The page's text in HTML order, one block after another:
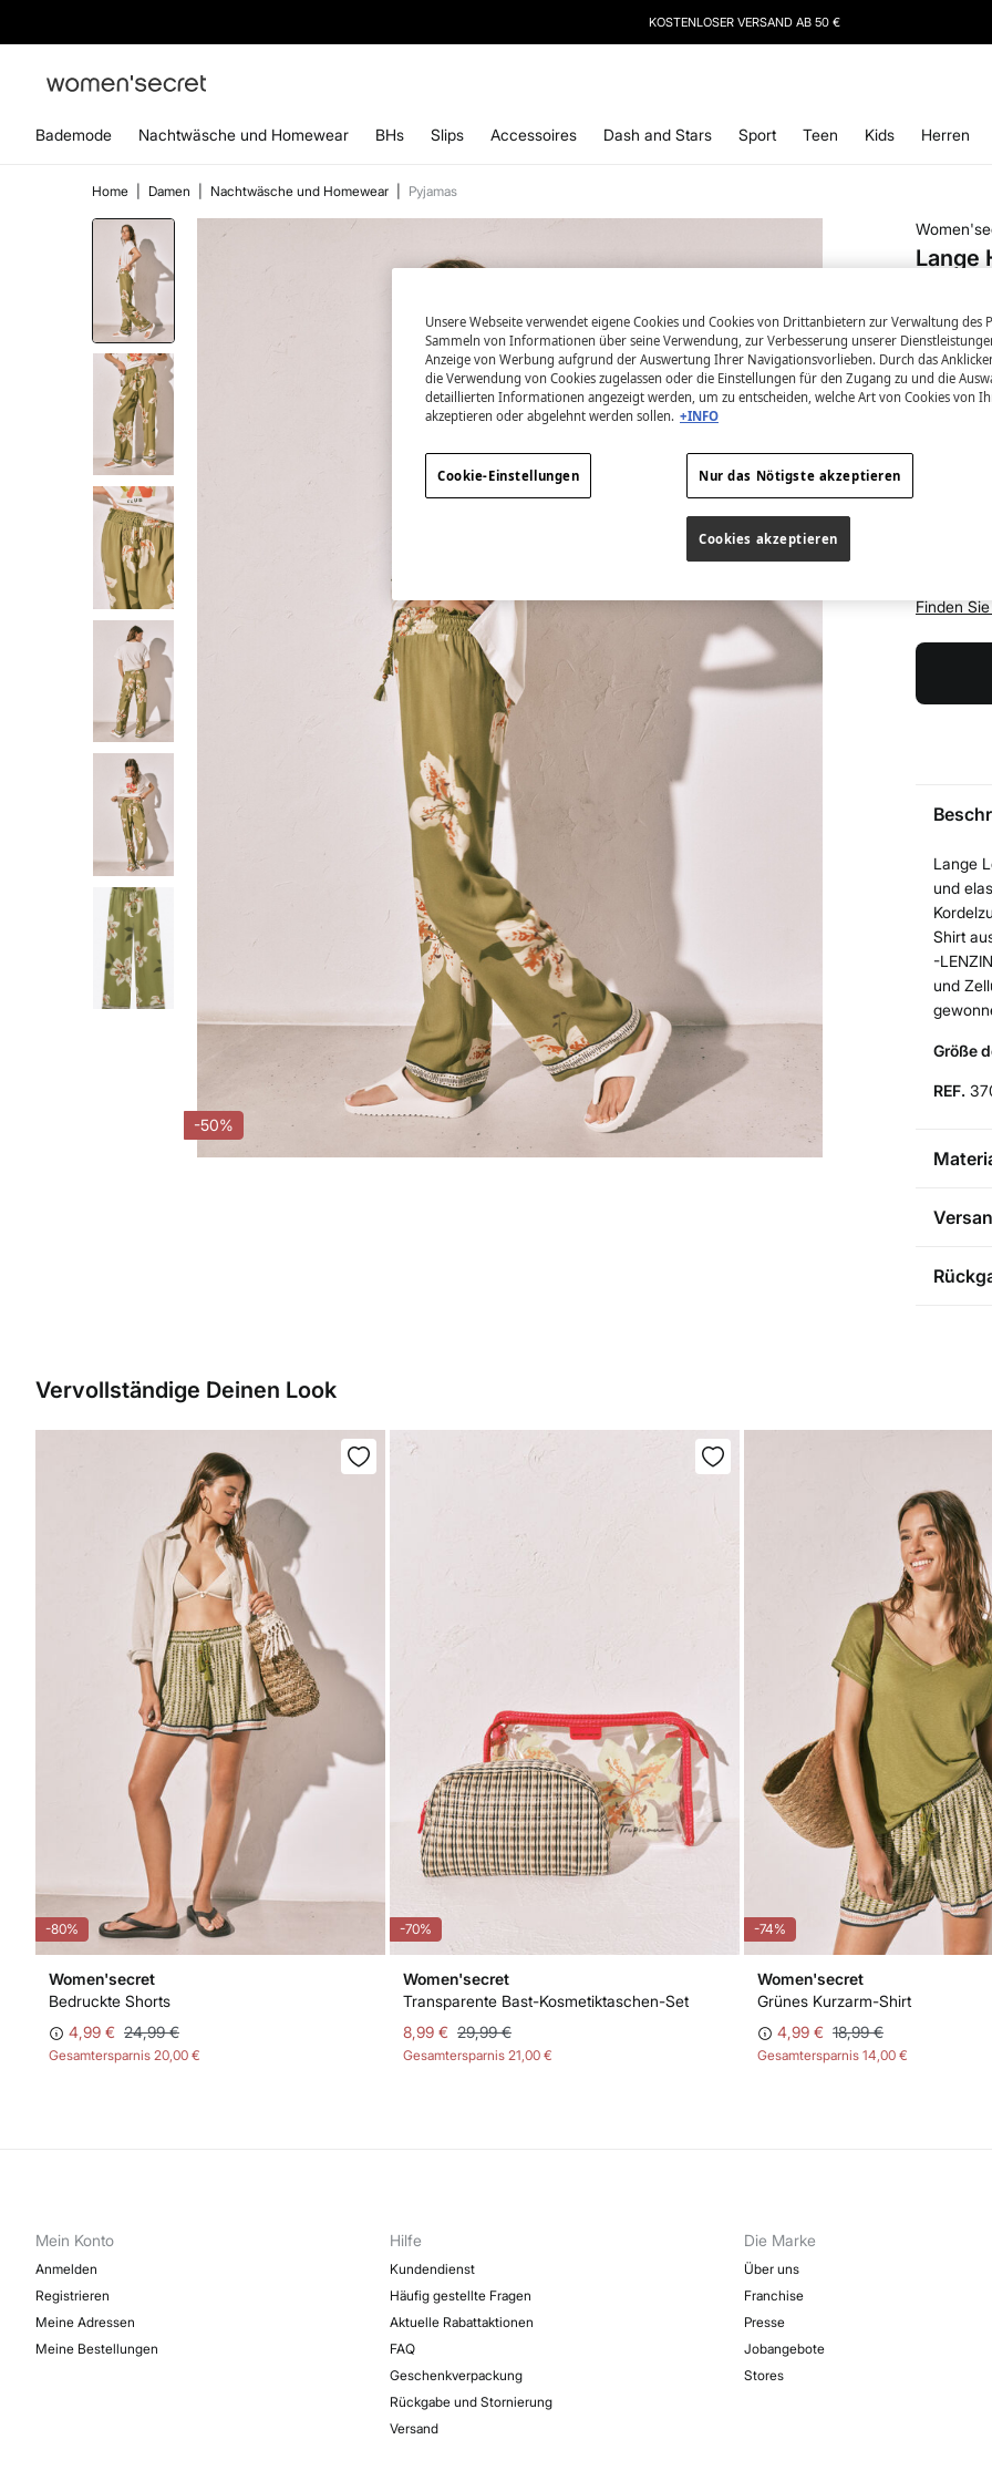
UNSEREN NEWSLETTER UND SICHERE DIR 10 % RABATT AUF DEINEN NÄCHSTEN
Bademode Nachtwäsche und Homewear BHs Slips Accessoires Dash and Stars Sport Teen Kids Herren
Home Damen Nachtwäsche und Homewear Pyjamas
-50%
Lange
29,99 €
Farbe:
Finden
Lange
und
Shirt
-
und
Größe
REF.
Material
Pflege
Vervollständige Deinen Look
-80%
Women'secret
Bedruckte Shorts
4,99 € 24,99 €
Gesamtersparnis 20,00 €
-70%
Women'secret
Transparente Bast-Kosmetiktaschen-Set
8,99 € 29,99 €
Gesamtersparnis 21,00 €
-74%
Women'secret
Grünes Kurzarm-Shirt
4,99 € 18,99 €
Gesamtersparnis 14,00 €
Mein Konto
Anmelden
Registrieren
Meine Adressen
Meine Bestellungen
Hilfe
Kundendienst
Häufig gestellte Fragen
Aktuelle Rabattaktionen
FAQ
Geschenkverpackung
Rückgabe und Stornierung
Versand
Die Marke
Über uns
Franchise
Presse
Jobangebote
Stores
Unsere Webseite verwendet eigene Cookies und Cookies von Drittanbietern zur Verwaltung des
Sammeln von Informationen über seine Verwendung, zur Verbesserung unserer
Anzeige von Werbung aufgrund der Auswertung Ihrer Navigationsvorlieben. Durch das
die Verwendung von Cookies zugelassen oder die Einstellungen für den Zugang zu und die
detaillierten Informationen angezeigt werden, um zu entscheiden, welche Art von Cookies von
akzeptieren oder abgelehnt werden sollen. +INFO
Nur das Nötigste akzeptieren
Cookies akzeptieren
Cookie-Einstellungen